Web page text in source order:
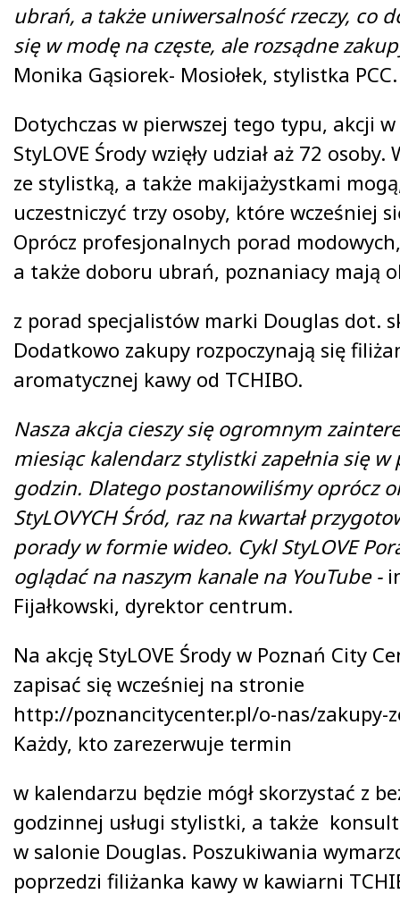
ubrań, a także uniwersalność rzeczy, co
się w modę na częste, ale rozsądne
Monika Gąsiorek- Mosiołek, stylistka PCC.
Dotychczas w pierwszej tego typu, akcji
StyLOVE Środy wzięły udział aż 72
ze stylistką, a także makijażystkami
uczestniczyć trzy osoby, które wcześniej
Oprócz profesjonalnych porad
a także doboru ubrań, poznaniacy mają
z porad specjalistów marki Douglas dot.
Dodatkowo zakupy rozpoczynają się
aromatycznej kawy od TCHIBO.
Nasza akcja cieszy się ogromnym
miesiąc kalendarz stylistki zapełnia się
godzin. Dlatego postanowiliśmy oprócz
StyLOVYCH Śród, raz na kwartał
porady w formie wideo. Cykl StyLOVE
oglądać na naszym kanale na YouTube -
Fijałkowski, dyrektor centrum.
Na akcję StyLOVE Środy w Poznań City
zapisać się wcześniej na stronie
http://poznancitycenter.pl/o-nas/zakupy-
Każdy, kto zarezerwuje termin
w kalendarzu będzie mógł skorzystać z
godzinnej usługi stylistki, a także
w salonie Douglas. Poszukiwania
poprzedzi filiżanka kawy w kawiarni